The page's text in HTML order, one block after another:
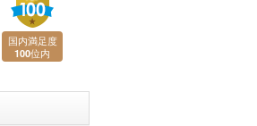
国内満足度
100位内